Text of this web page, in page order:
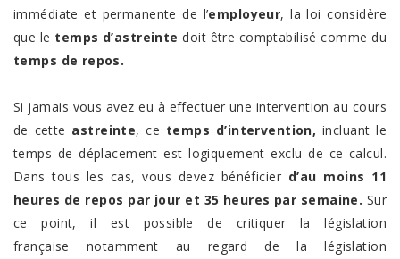
immédiate et permanente de l’employeur, la loi considère
que le temps d’astreinte doit être comptabilisé comme du
temps de repos.
Si jamais vous avez eu à effectuer une intervention au cours
de cette astreinte, ce temps d’intervention, incluant le
temps de déplacement est logiquement exclu de ce calcul.
Dans tous les cas, vous devez bénéficier d’au moins 11
heures de repos par jour et 35 heures par semaine. Sur
ce point, il est possible de critiquer la législation
française notamment au regard de la législation